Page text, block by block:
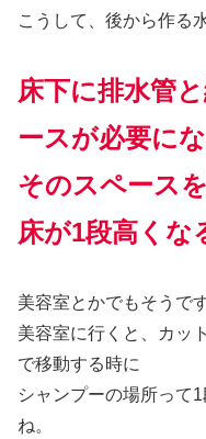
こうして、後から作る
床下に排水管
ースが必要に
そのスペース
床が1段高くな
美容室とかでもそうで
美容室に行くと、カッ
で移動する時に
シャンプーの場所って
ね。